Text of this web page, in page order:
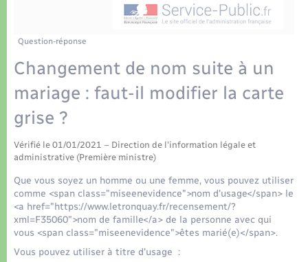
Eau - Assainissement
Transports
Logement - Urbanisme
Loisirs
Seniors
Nouvel habitant
Travaux - Autorisation d’occupation de l’espace
Plan interactif
Présentation de la commune
Publications
La Communauté de communes
Question-réponse
Changement de nom suite à un
mariage : faut-il modifier la carte
grise ?
Vérifié le 01/01/2021 – Direction de l'information légale et
administrative (Première ministre)
Que vous soyez un homme ou une femme, vous pouvez utiliser
comme <span class="miseenevidence">nom d'usage</span> le
<a href="https://www.letronquay.fr/recensement/?
xml=F35060">nom de famille</a> de la personne avec qui
vous <span class="miseenevidence">êtes marié(e)</span>.
Vous pouvez utiliser à titre d'usage :